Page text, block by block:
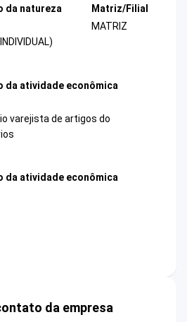
da natureza
Matriz/Filial
MATRIZ
da atividade econômica
varejista de artigos do
da atividade econômica
da empresa